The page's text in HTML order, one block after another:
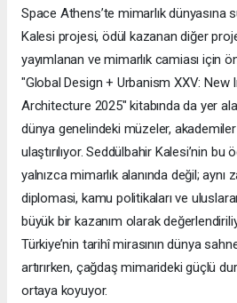
Space Athens’te mimarlık dünyasına
Kalesi projesi, ödül kazanan diğer
yayımlanan ve mimarlık camiası için
"Global Design + Urbanism XXV: New
Architecture 2025" kitabında da yer
dünya genelindeki müzeler,
ulaştırılıyor. Seddülbahir Kalesi’nin bu
yalnızca mimarlık alanında değil; aynı
diplomasi, kamu politikaları ve
büyük bir kazanım olarak
Türkiye’nin tarihî mirasının dünya
artırırken, çağdaş mimarideki güçlü
ortaya koyuyor.